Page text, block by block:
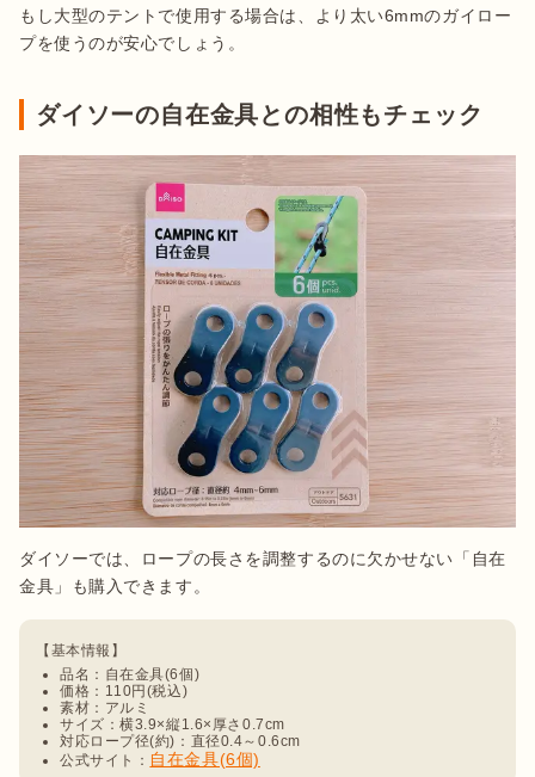
もし大型のテントで使用する場合は、より太い6mmのガイロー
プを使うのが安心でしょう。
ダイソーの自在金具との相性もチェック
ダイソーでは、ロープの長さを調整するのに欠かせない「自在
品名：自在金具(6個)
価格：110円(税込)
素材：アルミ
サイズ：横3.9×縦1.6×厚さ0.7cm
対応ロープ径(約)：直径0.4～0.6cm
公式サイト： 自在金具(6個)